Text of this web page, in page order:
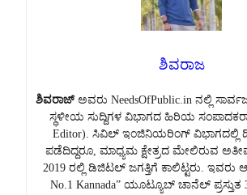
ಶಿವರಾಜ
ಶಿವರಾಜ್ಅವರು NeedsOfPublic.in ನಲ್ಲಿ
ಸ್ಥಳೀಯ ಸುದ್ದಿಗಳ ವಿಭಾಗದ ಹಿರಿಯ
Editor). ಸಿವಿಲ್ ಇಂಜಿನಿಯರಿಂಗ್ ವಿಭಾಗದಲ್ಲಿ
ಪಡೆದಿದ್ದರೂ, ಮಾಧ್ಯಮ ಕ್ಷೇತ್ರದ ಮೇಲಿರುವ
2019 ರಲ್ಲಿ ಡಿಜಿಟಲ್ ಜಗತ್ತಿಗೆ ಕಾಲಿಟ್ಟರು. ಇವರು
No.1 Kannada” ಯೂಟ್ಯೂಬ್ ಚಾನೆಲ್ ಪ್ರಸ್ತುತ